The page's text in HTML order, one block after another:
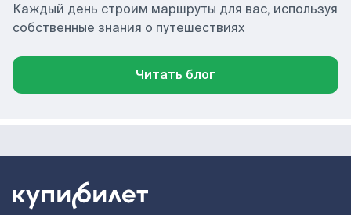
Каждый день строим маршруты для вас, используя
собственные знания о путешествиях
Читать блог